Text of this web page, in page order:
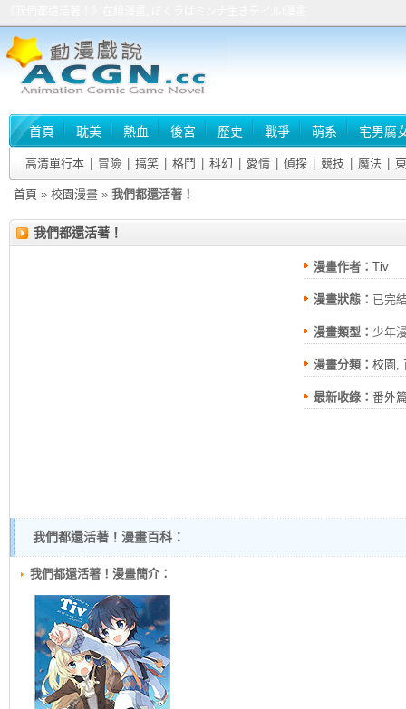
首頁 耽美 熱血 後宮 歷史 戰爭 萌系 宅男腐
高清單行本 冒險 搞笑 格鬥 科幻 愛情 偵探 競技 魔法
首頁 » 校園漫畫 » 我們都還活著！
我們都還活著！
漫畫作者： Tiv
漫畫狀態： 已完
漫畫類型： 少年
漫畫分類： 校園 ,
最新收錄： 番外
我們都還活著！漫畫百科：
我們都還活著！漫畫簡介：